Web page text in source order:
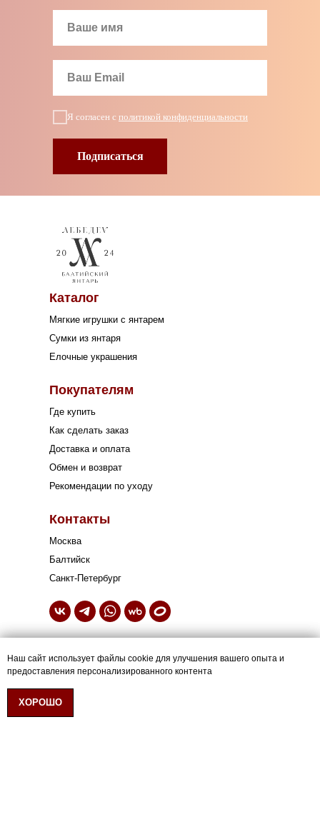
Наш сайт использует файлы cookie для улучшения вашего опыта и
предоставления персонализированного контента
ХОРОШО
Я согласен с политикой конфиденциальности
Подписаться
Покупателям
Где купить
Как сделать заказ
Доставка и оплата
Обмен и возврат
Рекомендации по уходу
Каталог
Мягкие игрушки с янтарем
Сумки из янтаря
Елочные украшения
Согласие на обработку персональных данных
+7 (952) 059-43-42
Контакты
Москва
Балтийск
Санкт-Петербург
Наш сайт использует файлы cookie для улучшения вашего опыта и
предоставления персонализированного контента
ХОРОШО